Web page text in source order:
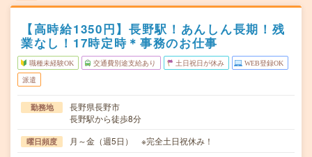
【高時給1350円】長野駅！あんしん長期！残
業なし！17時定時＊事務のお仕事
職種未経験OK 交通費別途支給あり 土日祝日が休み WEB登録OK
派遣
勤務地
長野県長野市
長野駅から徒歩8分
曜日頻度 月～金（週5日） ※完全土日祝休み！